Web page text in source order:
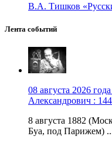
В.А. Тишков
Лента событий
08 августа 2026
Александрович :
8 августа 1882
Буа, под Парижем)